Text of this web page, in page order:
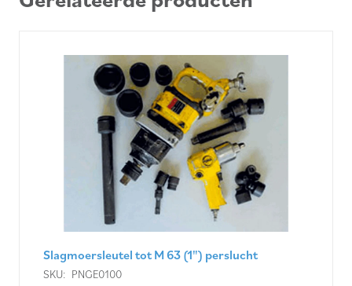
Slagmoersleutel tot M 63 (1") perslucht
SKU: PNGE0100